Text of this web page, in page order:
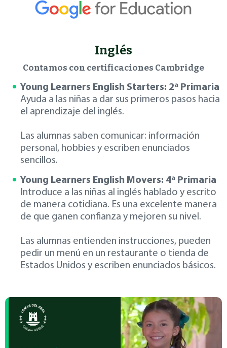
Inglés
Contamos con certificaciones Cambridge
Young Learners English Starters: 2ª Primaria
Ayuda a las niñas a dar sus primeros pasos hacia
el aprendizaje del inglés.
Las alumnas saben comunicar: información
personal, hobbies y escriben enunciados
sencillos.
Young Learners English Movers: 4ª Primaria
Introduce a las niñas al inglés hablado y escrito
de manera cotidiana. Es una excelente manera
de que ganen confianza y mejoren su nivel.
Las alumnas entienden instrucciones, pueden
pedir un menú en un restaurante o tienda de
Estados Unidos y escriben enunciados básicos.